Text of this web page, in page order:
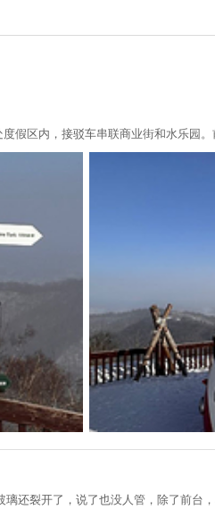
假区内，接驳车串联商业街和水乐园
还裂开了，说了也没人管，除了前台